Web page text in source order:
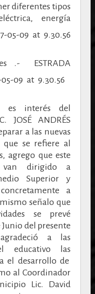
diferentes tipos
energía
.- ESTRADA
es interés del
JOSÉ ANDRÉS
a las nuevas
se refiere al
agrego que este
van dirigido a
Superior y
a
señalo que
se prevé
del presente
a las
educativo las
el desarrollo de
al Coordinador
Lic. David